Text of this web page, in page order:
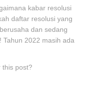
kabar resolusi
daftar resolusi yang
dan sedang
Tahun 2022 masih ada
this post?